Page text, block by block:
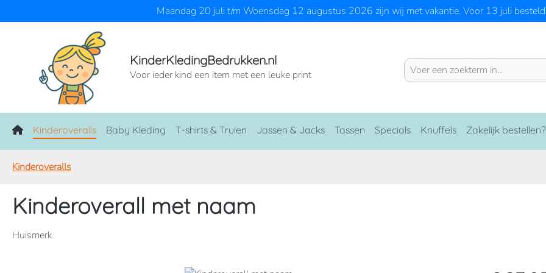
Maandag 20 juli t/m Woensdag 12 augustus 2026 zijn wij met vakantie. Voor 13 juli
KinderKledingBedrukken.nl
Voor ieder kind een item met een leuke print
Home
Kinderoveralls Baby Kleding T-shirts & Truien Jassen & Jacks Tassen Specials Knuffels Zakelijk bestellen?
Kinderoveralls
Kinderoverall met naam
Huismerk